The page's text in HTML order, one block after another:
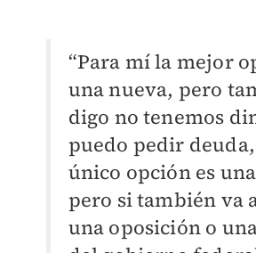
“Para mí la mejor
una nueva, pero
digo no tenemos
puedo pedir
único opción es
pero si también va
una oposición o